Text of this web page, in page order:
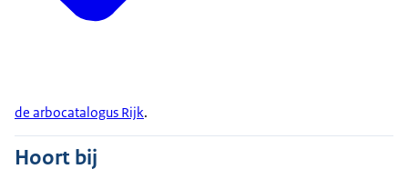
de arbocatalogus Rijk.
Hoort bij